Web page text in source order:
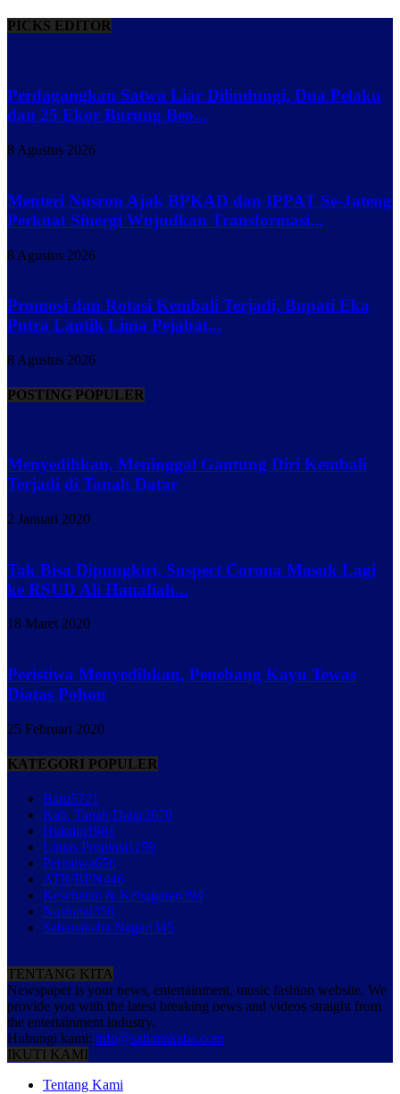
PICKS EDITOR
Perdagangkan Satwa Liar Dilindungi, Dua Pelaku
dan 25 Ekor Burung Beo...
8 Agustus 2026
Menteri Nusron Ajak BPKAD dan IPPAT Se-Jateng
Perkuat Sinergi Wujudkan Transformasi...
8 Agustus 2026
Promosi dan Rotasi Kembali Terjadi, Bupati Eka
Putra Lantik Lima Pejabat...
8 Agustus 2026
POSTING POPULER
Menyedihkan, Meninggal Gantung Diri Kembali
Terjadi di Tanah Datar
2 Januari 2020
Tak Bisa Dipungkiri, Suspect Corona Masuk Lagi
ke RSUD Ali Hanafiah...
18 Maret 2020
Peristiwa Menyedihkan, Penebang Kayu Tewas
Diatas Pohon
25 Februari 2020
KATEGORI POPULER
Baru5721
Kab. Tanah Datar2670
Hukrim1981
Lintas Propinsi1159
Peristiwa656
ATR/BPN446
Kesehatan & Kebugaran394
Nasional358
Sabanakaba Nagari345
TENTANG KITA
Newspaper is your news, entertainment, music fashion website. We
provide you with the latest breaking news and videos straight from
the entertainment industry.
Hubungi kami: info@sabanakaba.com
IKUTI KAMI
Tentang Kami